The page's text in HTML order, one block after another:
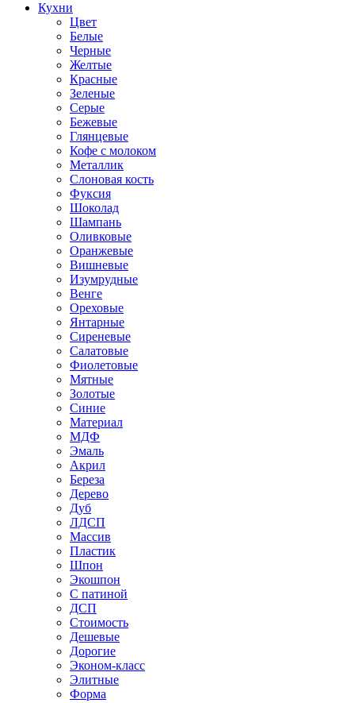
Кухни
Цвет
Белые
Черные
Желтые
Красные
Зеленые
Серые
Бежевые
Глянцевые
Кофе с молоком
Металлик
Слоновая кость
Фуксия
Шоколад
Шампань
Оливковые
Оранжевые
Вишневые
Изумрудные
Венге
Ореховые
Янтарные
Сиреневые
Салатовые
Фиолетовые
Мятные
Золотые
Синие
Материал
МДФ
Эмаль
Акрил
Береза
Дерево
Дуб
ЛДСП
Массив
Пластик
Шпон
Экошпон
С патиной
ДСП
Стоимость
Дешевые
Дорогие
Эконом-класс
Элитные
Форма